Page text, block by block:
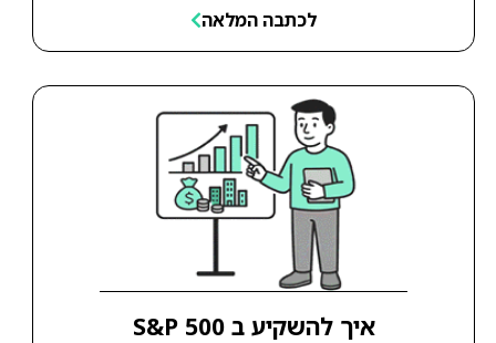
לכתבה המלאה
איך להשקיע ב S&P 500